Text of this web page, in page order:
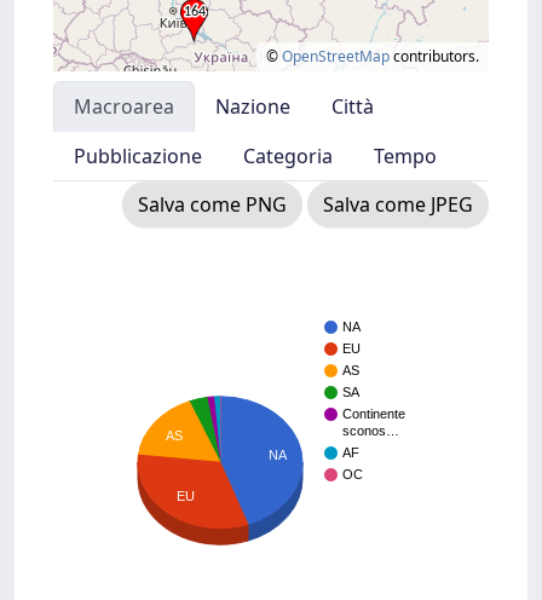
©OpenStreetMapcontributors.
Macroarea Nazione
Città
Pubblicazione
Categoria
Tempo
Salva come PNG
Salva come JPEG
NA
EU
AS
SA
Continente
sconos…
AF
OC
NA
AS
EU